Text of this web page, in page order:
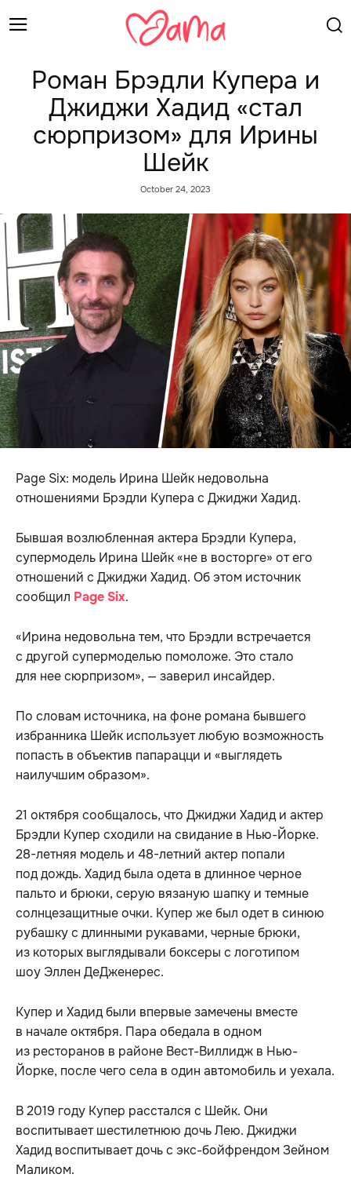
Роман Брэдли Купера и
Джиджи Хадид «стал
сюрпризом» для Ирины
Шейк
October 24, 2023
Page Six: модель Ирина Шейк недовольна
отношениями Брэдли Купера с Джиджи Хадид.
Бывшая возлюбленная актера Брэдли Купера,
супермодель Ирина Шейк «не в восторге» от его
отношений с Джиджи Хадид. Об этом источник
сообщил Page Six.
«Ирина недовольна тем, что Брэдли встречается
с другой супермоделью помоложе. Это стало
для нее сюрпризом», — заверил инсайдер.
По словам источника, на фоне романа бывшего
избранника Шейк использует любую возможность
попасть в объектив папарацци и «выглядеть
наилучшим образом».
21 октября сообщалось, что Джиджи Хадид и актер
Брэдли Купер сходили на свидание в Нью-Йорке.
28-летняя модель и 48-летний актер попали
под дождь. Хадид была одета в длинное черное
пальто и брюки, серую вязаную шапку и темные
солнцезащитные очки. Купер же был одет в синюю
рубашку с длинными рукавами, черные брюки,
из которых выглядывали боксеры с логотипом
шоу Эллен ДеДженерес.
Купер и Хадид были впервые замечены вместе
в начале октября. Пара обедала в одном
из ресторанов в районе Вест-Виллидж в Нью-
Йорке, после чего села в один автомобиль и уехала.
В 2019 году Купер расстался с Шейк. Они
воспитывает шестилетнюю дочь Лею. Джиджи
Хадид воспитывает дочь с экс-бойфрендом Зейном
Маликом.